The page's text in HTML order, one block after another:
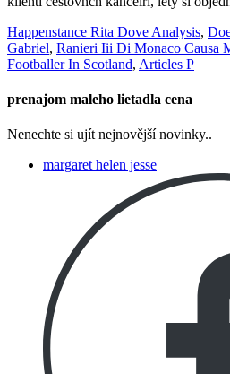
Happenstance Rita Dove Analysis,
Gabriel, Ranieri Iii Di Monaco Causa
Footballer In Scotland, Articles P
prenajom maleho lietadla cena
Nenechte si ujít nejnovější novinky..
margaret helen jesse